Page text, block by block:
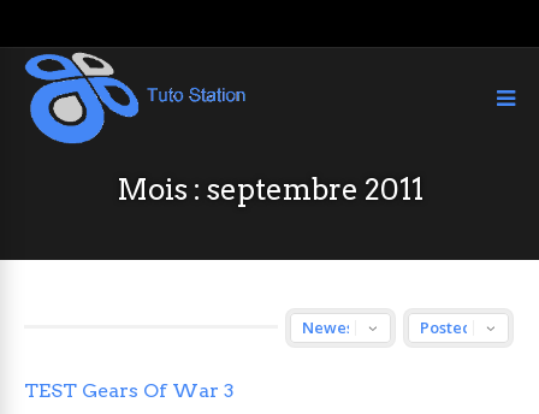
Mois : septembre 2011
TEST Gears Of War 3